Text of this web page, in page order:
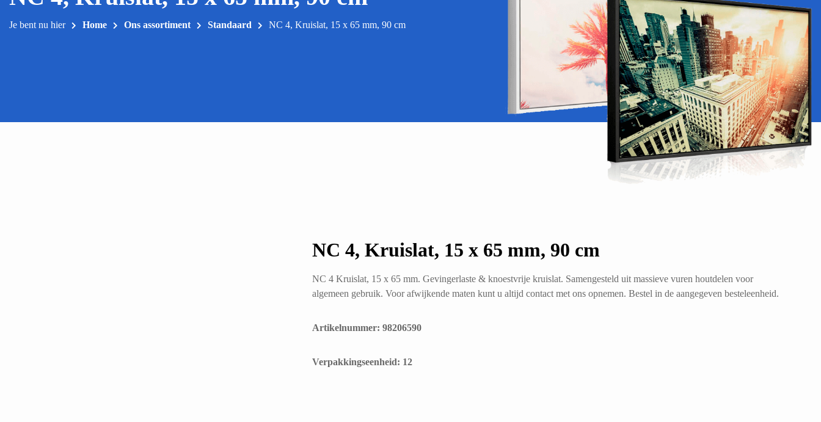
Je bent nu hier Home Ons assortiment Standaard NC 4, Kruislat, 15 x 65 mm, 90 cm
NC 4, Kruislat, 15 x 65 mm, 90 cm
NC 4 Kruislat, 15 x 65 mm. Gevingerlaste & knoestvrije kruislat. Samengesteld uit massieve vuren houtdelen voor
algemeen gebruik. Voor afwijkende maten kunt u altijd contact met ons opnemen. Bestel in de aangegeven besteleenheid.
Artikelnummer: 98206590
​Verpakkingseenheid: 12